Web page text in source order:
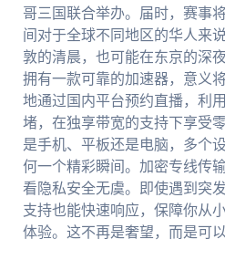
哥三国联合举办。届时，赛事
间对于全球不同地区的华人来
敦的清晨，也可能在东京的深
拥有一款可靠的加速器，意义
地通过国内平台预约直播，利
堵，在独享带宽的支持下享受
是手机、平板还是电脑，多个
何一个精彩瞬间。加密专线传
看隐私安全无虞。即使遇到突
支持也能快速响应，保障你从
体验。这不再是奢望，而是可